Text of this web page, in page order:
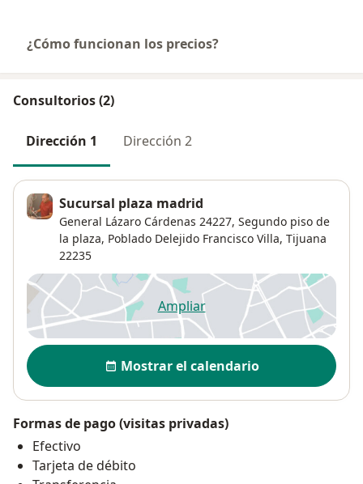
¿Cómo funcionan los precios?
Consultorios (2)
Dirección 1 Dirección 2
Sucursal plaza madrid
General Lázaro Cárdenas 24227, Segundo piso de
la plaza, Poblado Delejido Francisco Villa, Tijuana
22235
Ampliarse abre en una nueva
Disponibilidad
Mostrar el calendario
Formas de pago (visitas privadas)
Efectivo
Tarjeta de débito